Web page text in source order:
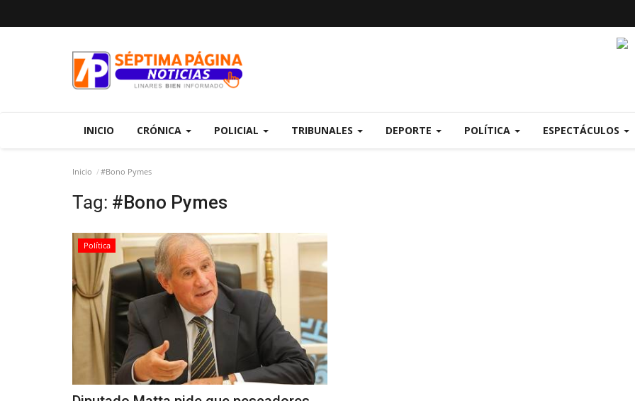
INICIO CRÓNICA POLICIAL TRIBUNALES DEPORTE POLÍTICA ESPECTÁCULOS
Inicio #Bono Pymes
Tag: #Bono Pymes
Política